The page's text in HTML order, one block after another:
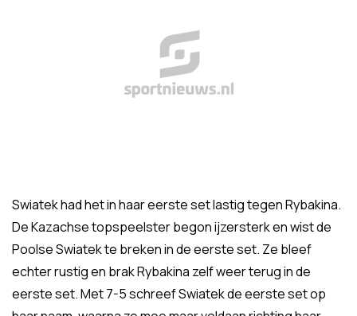
Swiatek had het in haar eerste set lastig tegen Rybakina.
De Kazachse topspeelster begon ijzersterk en wist de
Poolse Swiatek te breken in de eerste set. Ze bleef
echter rustig en brak Rybakina zelf weer terug in de
eerste set. Met 7-5 schreef Swiatek de eerste set op